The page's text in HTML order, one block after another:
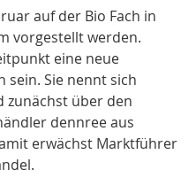
auf der Bio Fach in
vorgestellt werden.
eine neue
sein. Sie nennt sich
zunächst über den
dennree aus
erwächst Marktführer